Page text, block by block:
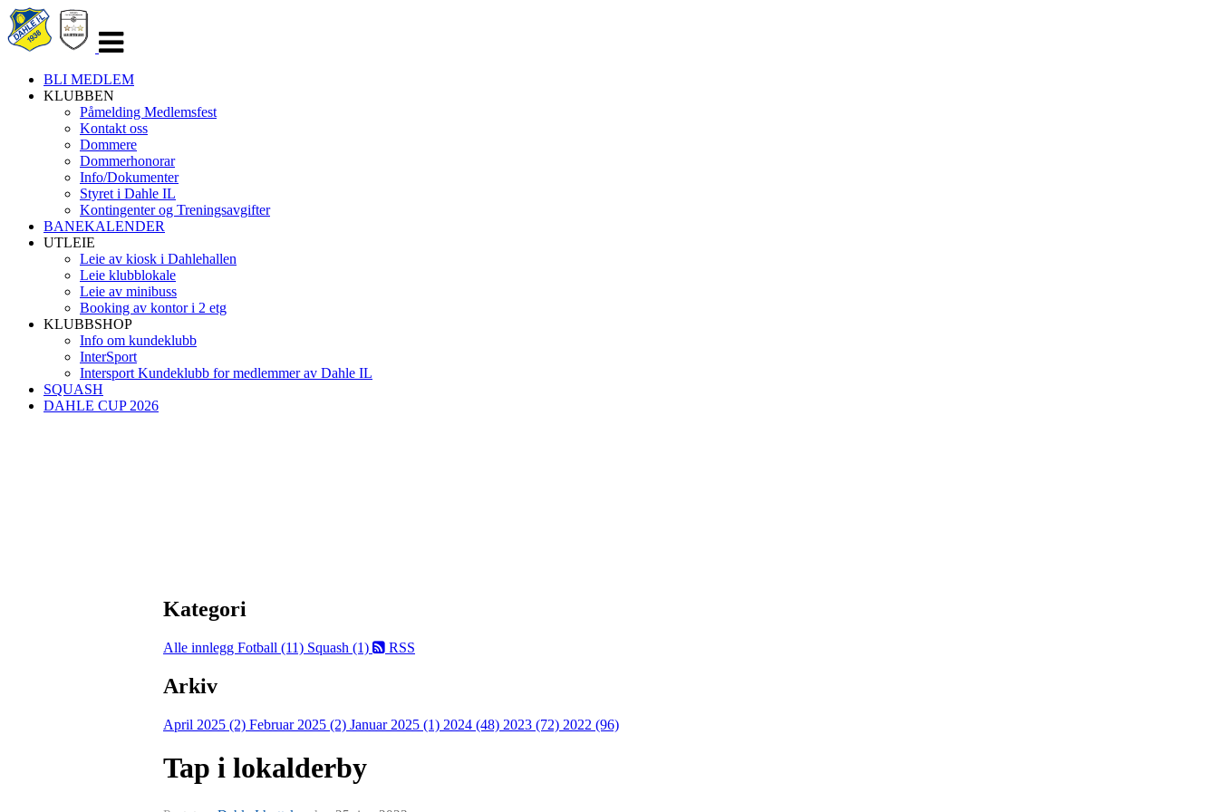
navigasjon
BLI MEDLEM
KLUBBEN
Påmelding Medlemsfest
Kontakt oss
Dommere
Dommerhonorar
Info/Dokumenter
Styret i Dahle IL
Kontingenter og Treningsavgifter
BANEKALENDER
UTLEIE
Leie av kiosk i Dahlehallen
Leie klubblokale
Leie av minibuss
Booking av kontor i 2 etg
KLUBBSHOP
Info om kundeklubb
InterSport
Intersport Kundeklubb for medlemmer av Dahle IL
SQUASH
DAHLE CUP 2026
Kategori
Alle innlegg Fotball (11) Squash (1) RSS
Arkiv
April 2025 (2) Februar 2025 (2) Januar 2025 (1) 2024 (48) 2023 (72) 2022 (96)
Tap i lokalderby